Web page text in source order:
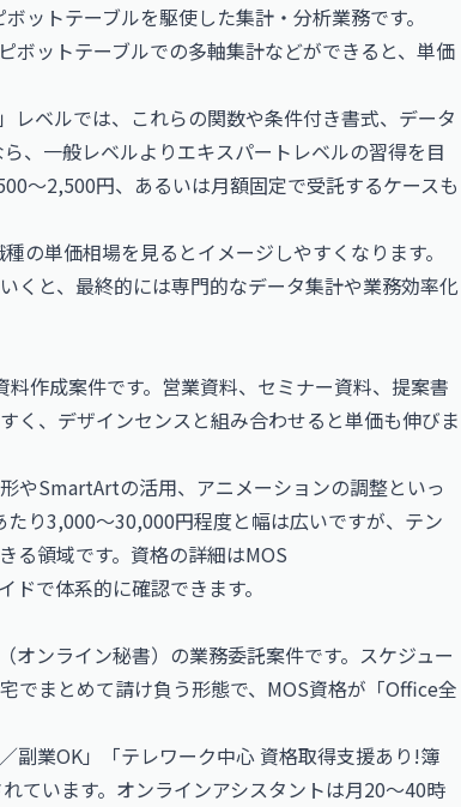
ットテーブルを駆使した集計・分析業務です。
ボットテーブルでの多軸集計などができると、単価
レベルでは、これらの関数や条件付き書式、データ
、一般レベルよりエキスパートレベルの習得を目
〜2,500円、あるいは月額固定で受託するケースも
の単価相場を見るとイメージしやすくなります。
くと、最終的には専門的なデータ集計や業務効率化
作成案件です。営業資料、セミナー資料、提案書
く、デザインセンスと組み合わせると単価も伸びま
やSmartArtの活用、アニメーションの調整といっ
り3,000〜30,000円程度と幅は広いですが、テン
る領域です。資格の詳細はMOS
ドで体系的に確認できます。
ンライン秘書）の業務委託案件です。スケジュー
でまとめて請け負う形態で、MOS資格が「Office全
副業OK」「テレワーク中心 資格取得支援あり!簿
ています。オンラインアシスタントは月20〜40時